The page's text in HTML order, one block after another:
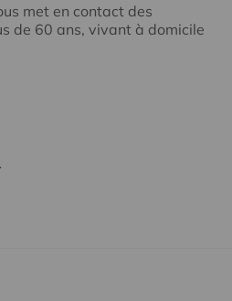
met en contact des
de 60 ans, vivant à domicile